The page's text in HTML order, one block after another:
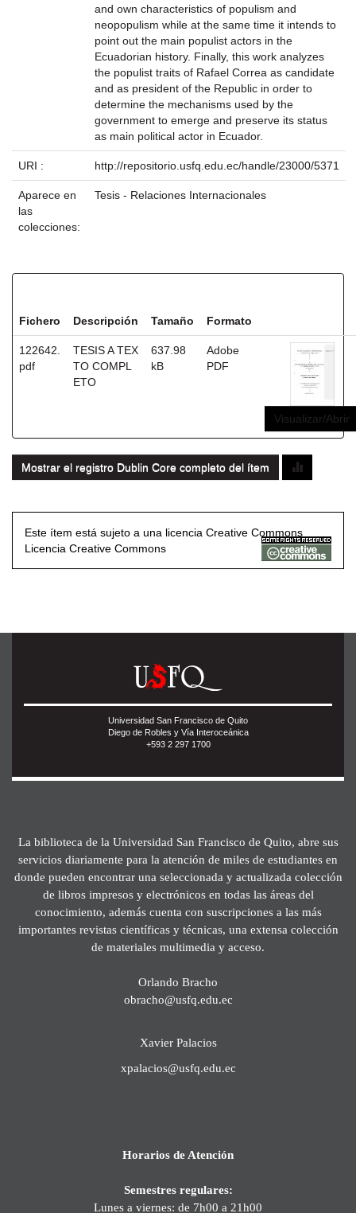
and own characteristics of populism and
neopopulism while at the same time it intends to
point out the main populist actors in the
Ecuadorian history. Finally, this work analyzes
the populist traits of Rafael Correa as candidate
and as president of the Republic in order to
determine the mechanisms used by the
government to emerge and preserve its status
as main political actor in Ecuador.
URI : http://repositorio.usfq.edu.ec/handle/23000/5371
Aparece en
las
colecciones:
Tesis - Relaciones Internacionales
Fichero Descripción Tamaño Formato
122642.
pdf
TESIS A TEX
TO COMPL
ETO
637.98
kB
Adobe
PDF
Visualizar/Abrir
Mostrar el registro Dublin Core completo del ítem
Este ítem está sujeto a una licencia Creative Commons
Licencia Creative Commons
Universidad San Francisco de Quito
Diego de Robles y Vía Interoceánica
+593 2 297 1700
La biblioteca de la Universidad San Francisco de Quito, abre sus
servicios diariamente para la atención de miles de estudiantes en
donde pueden encontrar una seleccionada y actualizada colección
de libros impresos y electrónicos en todas las áreas del
conocimiento, además cuenta con suscripciones a las más
importantes revistas científicas y técnicas, una extensa colección
de materiales multimedia y acceso.
Orlando Bracho
obracho@usfq.edu.ec
Xavier Palacios
xpalacios@usfq.edu.ec
Horarios de Atención
Semestres regulares:
Lunes a viernes: de 7h00 a 21h00